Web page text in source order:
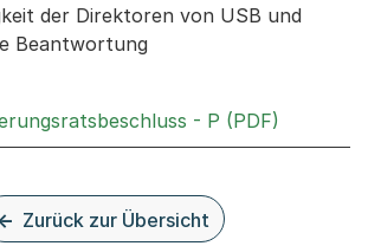
der Direktoren von USB und
Beantwortung
- P (PDF)
Zurück zur Übersicht